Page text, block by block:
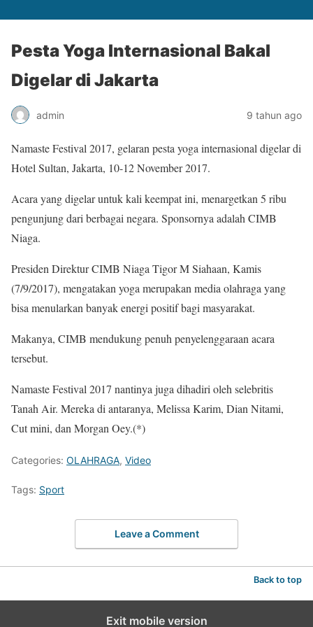
Pesta Yoga Internasional Bakal
Digelar di Jakarta
admin 9 tahun ago
Namaste Festival 2017, gelaran pesta yoga internasional digelar di
Hotel Sultan, Jakarta, 10-12 November 2017.
Acara yang digelar untuk kali keempat ini, menargetkan 5 ribu
pengunjung dari berbagai negara. Sponsornya adalah CIMB
Niaga.
Presiden Direktur CIMB Niaga Tigor M Siahaan, Kamis
(7/9/2017), mengatakan yoga merupakan media olahraga yang
bisa menularkan banyak energi positif bagi masyarakat.
Makanya, CIMB mendukung penuh penyelenggaraan acara
tersebut.
Namaste Festival 2017 nantinya juga dihadiri oleh selebritis
Tanah Air. Mereka di antaranya, Melissa Karim, Dian Nitami,
Cut mini, dan Morgan Oey.(*)
Categories: OLAHRAGA, Video
Tags: Sport
Leave a Comment
Back to top
Exit mobile version